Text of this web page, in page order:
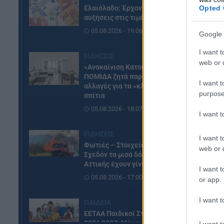
Opted
Google
I want
web or
I want
I want
I want
web or
I want
or app.
I want
Ελαιόλαδο: Έρχονται νέες
αυξήσεις στις τιμές
05.08.2026 - 19:06
«Ανακαίνιση Κατοικίας»: Η
ΠΟΜΙΔΑ ζητά παράταση και
αλλαγές για τα «κλειστά»
σπίτια
05.08.2026 - 18:07
Φωτιές – Στοιχεία – σοκ:
Σχεδόν τα μισά δάση της
Αττικής έχουν γίνει στάχτη
05.08.2026 - 17:00
ΕΕΤΑΑ Παιδικοί Σταθμοί ΕΣΠΑ